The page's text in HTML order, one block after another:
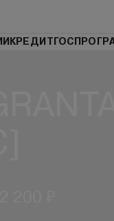
КРЕДИТ